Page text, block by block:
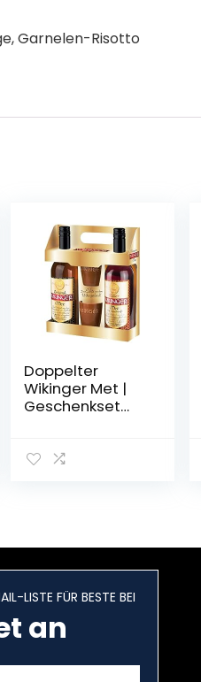
Garnelen-Risotto
Doppelter
Wikinger Met |
Geschenkset
Tonbechern
LISTE FÜR BESTE BEI
an